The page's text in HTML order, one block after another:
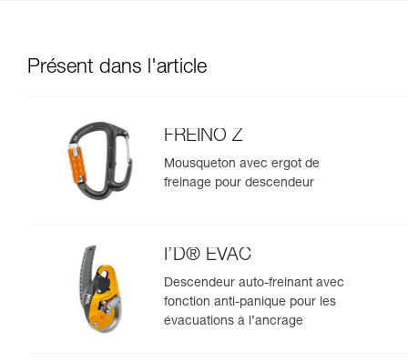
Présent dans l'article
FREINO Z
Mousqueton avec ergot de
freinage pour descendeur
I’D® EVAC
Descendeur auto-freinant avec
fonction anti-panique pour les
évacuations à l’ancrage